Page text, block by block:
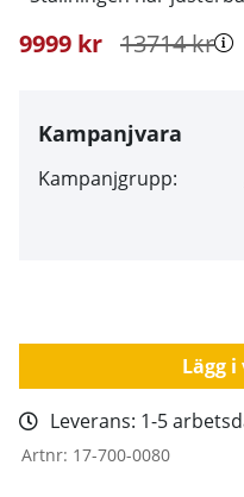
13714kr
9999 kr
Kampanjvara
Kampanjgrupp:
Lägg
Leverans: 1-5
Artnr: 17-700-0080